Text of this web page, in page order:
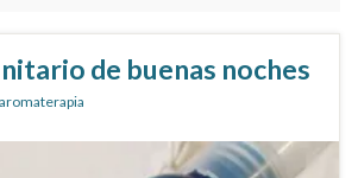
de buenas noches
aromaterapia